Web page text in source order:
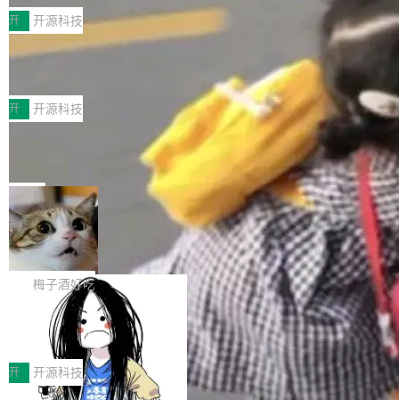
MPComm将作为一种传输引擎接入Mooncake T
ENT，实现零拷贝传输性能提升30%、非零拷贝
传输性能最高提升5倍。UCL-MPComm底层基
于自研UCL-Engine通信引擎，后续腾讯网平将
持续开源更多基于UCL-Engine的高性能通信组
件。 腾讯网平团队在UCL-MPComm中实现了一
个独立于业务线程的全局通信引擎（Engine），
型案例入选名单》，深信服“面向企业研发场景的
开源 AI 编程平台 CoStrict 应用”凭借卓越的技术
创新与落地成效成功入选。 全链路私有化部署，
助力企业AI研发安全落地 当前，越来越多企业已
经开始引入 AI Coding 工具，通过调用公有云模
型或企业内部部署模型提升研发效率。但随着 AI
Coding 从个人辅助工具逐步走向团队级、组织
级应用，企业在规模化落地过程中，对安全性、
可控性和代码质量提出了更高要求。 首先是数据
安全与合规要求。对于大多数普通研发场景，公
有云模型能够满足快速试用和效率提升的需求。
但对于金融、能源、医疗等对数据安全要求较...
开 开源科技
深信服AI算力网关入选工信部人工智能
前不久，工业和信息化部正式发布《2025年人工
智能应用典型案例名单》，集中展示人工智能在
各领域的应用成果，覆盖技术底座、行业赋能、
产品应用、支撑保障、专题等五大方向。深信服
AI算力网关（AI创新平台）成功入选！ 随着各行
各业的Agent走向规模化建设，算力构成形态逐
渐丰富，用户关注的重点也在发生变化：不只是
让AI用起来，还要进一步看清混合算力时代下，
Token花在哪里、算力是否被充分利用，以及持
续增长的AI成本该如何优化。 深信服AI算力网关
正是围绕这些实际问题，从Token治理和成本治
理两个方面，让用户的每一份算力都看得清、管
得住、用得稳、省得下、更安全！ 一、从现在开
始，Token使用一目...
开 开源科技
Jeff Dean 离开 Google：一个时代的结
束，一个实验室的开始
Google 员工编号 20。MapReduce 作者之一。
Bigtable 作者之一。TensorFlow 的作者之一。
Gemini 的架构师。Google 首席科学家。 Jeff D
ean 在 Google 工作了 27 年后，宣布离职。 他
不是一个人走。一同离开的还有 Sanjay Ghema
wat（Google 员工编号 23，Jeff Dean 二十多
年的编程搭档，MapReduce 和 Bigtable 的共同
作者）、Quoc Le（Google 大脑核心成员，Se
q2Seq 和 DocAI 的共同发明人）以及 Oriol Vin
yals（Gemini 联合负责人，AlphaSta...
局
🔥 SolonCode v2026.8.4 发布：界面
字体可调、22 种语言、记忆搜索增强
打开终端就能上岗的全中文编码智能体，这一轮
把「看得清、用母语、记得住」三件事一次补
齐。 SolonCode 是什么 SolonCode 是杭州无
耳科技研发的企业级终端编码智能体——一位全
中文驱动的数字员工，自主理解需求、规划步
骤、编写代码。不挑模型、不挑平台，curl 一行
装完即用。 开源地址：Gitee · GitCode · GitHu
梅子酒好吃
让“代码语义理解”深度释放AI Coding
价值潜能：华为云码道（CodeArts）
代码仓技术解析
一、代码仓深度理解技术的作用与价值 在软件工
程实践中，代码仓是企业核心知识资产的主要载
体。企业级代码仓库通常包含数十万乃至数百万
开 开源科技